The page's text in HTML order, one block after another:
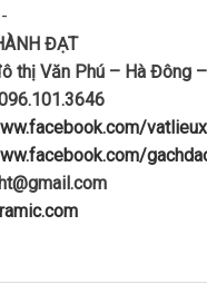
ĐẠT
thị Văn Phú – Hà Đông